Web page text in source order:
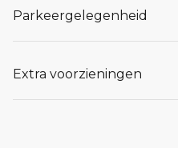
Parkeergelegenheid
Extra voorzieningen